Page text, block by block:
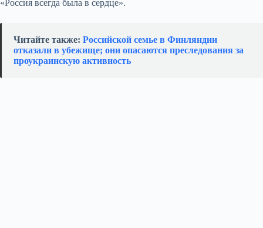
«Россия всегда была в сердце».
Читайте также: Российской семье в Финляндии
отказали в убежище; они опасаются преследования за
проукраинскую активность